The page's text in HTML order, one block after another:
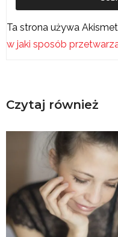
Ta strona używa
w jaki sposób
Czytaj również